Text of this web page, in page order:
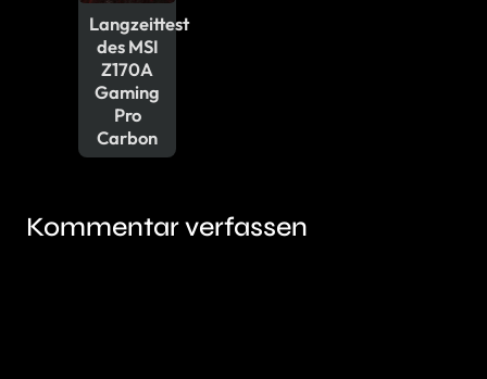
Langzeittest
des MSI
Z170A
Gaming
Pro
Carbon
Kommentar verfassen